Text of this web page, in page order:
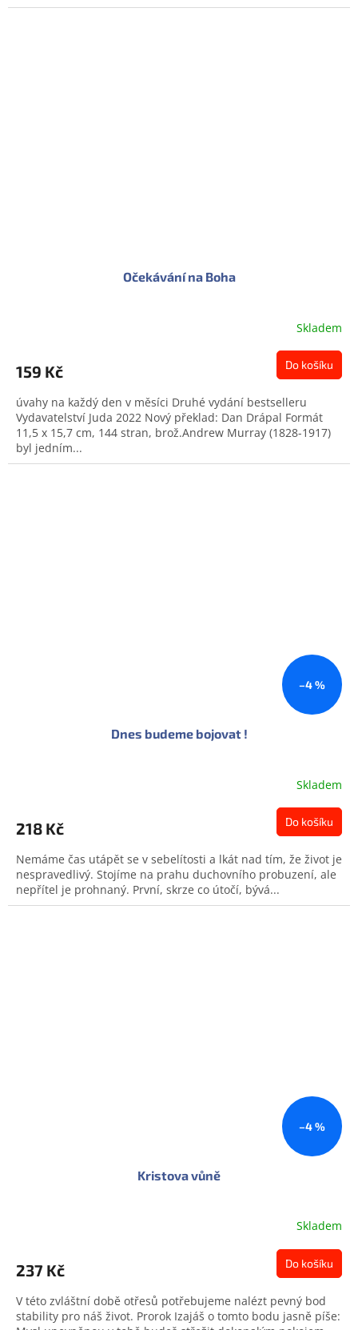
Očekávání na Boha
Skladem
159 Kč Do košíku
úvahy na každý den v měsíci Druhé vydání bestselleru
Vydavatelství Juda 2022 Nový překlad: Dan Drápal Formát
11,5 x 15,7 cm, 144 stran, brož.Andrew Murray (1828-1917)
byl jedním...
–4 %
Dnes budeme bojovat !
Skladem
218 Kč Do košíku
Nemáme čas utápět se v sebelítosti a lkát nad tím, že život je
nespravedlivý. Stojíme na prahu duchovního probuzení, ale
nepřítel je prohnaný. První, skrze co útočí, bývá...
–4 %
Kristova vůně
Skladem
237 Kč Do košíku
V této zvláštní době otřesů potřebujeme nalézt pevný bod
stability pro náš život. Prorok Izajáš o tomto bodu jasně píše: